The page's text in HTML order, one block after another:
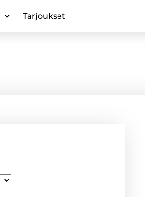
Tarjoukset